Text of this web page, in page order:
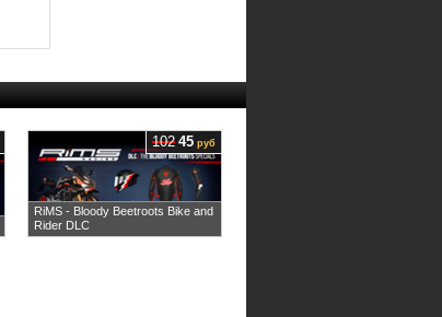
RiMS - Bloody Beetroots Bike and
Rider DLC
102 45 руб